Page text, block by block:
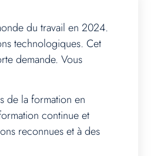
du travail en 2024.
technologiques. Cet
demande. Vous
de la formation en
continue et
reconnues et à des